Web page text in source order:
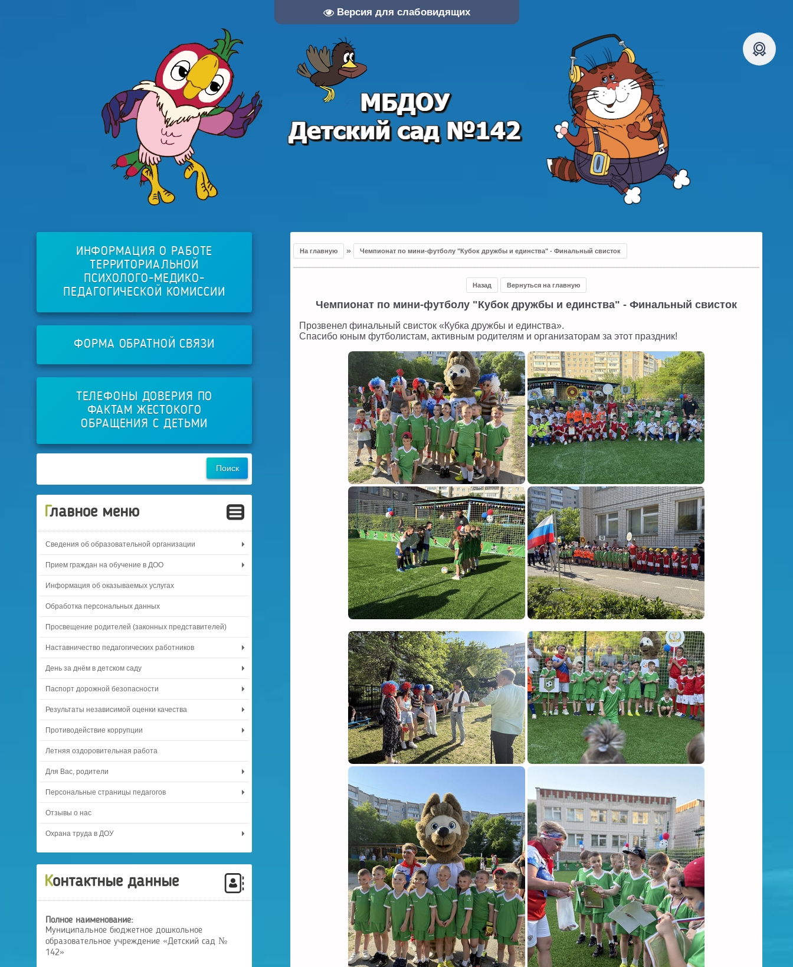
Версия для слабовидящих
ИНФОРМАЦИЯ О РАБОТЕ
ТЕРРИТОРИАЛЬНОЙ
ПСИХОЛОГО-МЕДИКО-
ПЕДАГОГИЧЕСКОЙ КОМИССИИ
ФОРМА ОБРАТНОЙ СВЯЗИ
ТЕЛЕФОНЫ ДОВЕРИЯ ПО
ФАКТАМ ЖЕСТОКОГО
ОБРАЩЕНИЯ С ДЕТЬМИ
Главное меню
Сведения об образовательной организации
Прием граждан на обучение в ДОО
Информация об оказываемых услугах
Обработка персональных данных
Просвещение родителей (законных представителей)
Наставничество педагогических работников
День за днём в детском саду
Паспорт дорожной безопасности
Результаты независимой оценки качества
Противодействие коррупции
Летняя оздоровительная работа
Для Вас, родители
Персональные страницы педагогов
Отзывы о нас
Охрана труда в ДОУ
Контактные данные
Полное наименование:
Муниципальное бюджетное дошкольное
образовательное учреждение «Детский сад №
142»
На главную » Чемпионат по мини-футболу "Кубок дружбы и единства" - Финальный свисток
Назад Вернуться на главную
Чемпионат по мини-футболу "Кубок дружбы и единства" - Финальный свисток
Прозвенел финальный свисток «Кубка дружбы и единства».
Спасибо юным футболистам, активным родителям и организаторам за этот праздник!